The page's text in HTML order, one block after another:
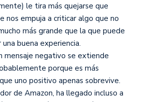
le tira más quejarse que
nos empuja a criticar algo que no
más grande que la que puede
buena experiencia.
mensaje negativo se extiende
porque es más
uno positivo apenas sobrevive.
de Amazon, ha llegado incluso a